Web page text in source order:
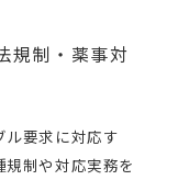
規制・薬事対
要求に対応す
制や対応実務を